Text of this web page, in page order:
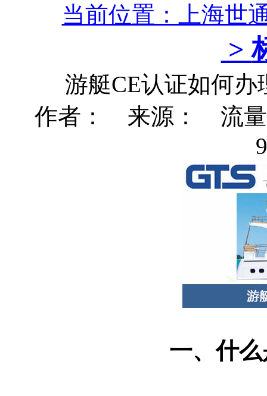
当前位置：上海世
>
游艇CE认证如何
作者： 来源： 流量
一、什